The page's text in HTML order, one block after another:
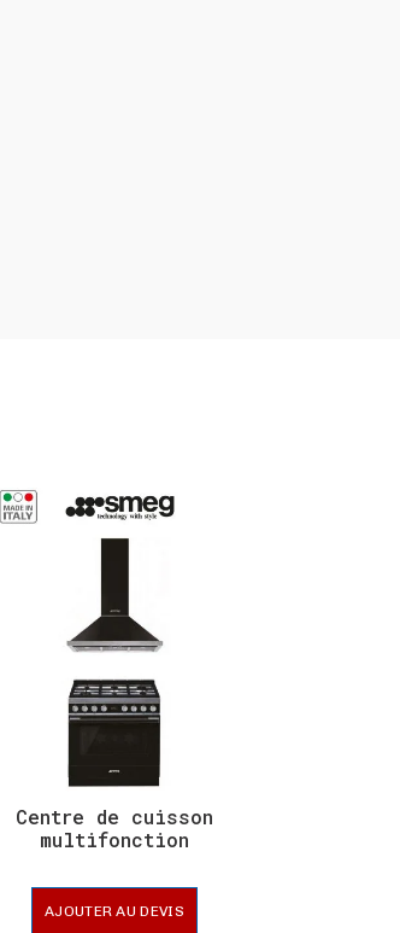
Centre de cuisson
multifonction
AJOUTER AU DEVIS